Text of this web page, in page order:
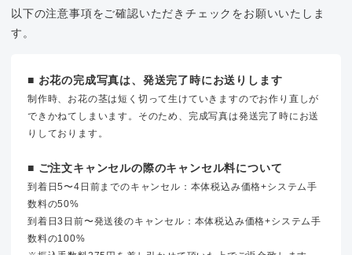
以下の注意事項をご確認いただきチェックをお願いいたしま
す。
■ お花の完成写真は、発送完了時にお送りします
制作時、お花の茎は短く切って生けていきますのでお作り直しが
できかねてしまいます。そのため、完成写真は発送完了時にお送
りしております。
■ ご注文キャンセルの際のキャンセル料について
到着日5〜4日前までのキャンセル：本体税込み価格+システム手
数料の50%
到着日3日前〜発送後のキャンセル：本体税込み価格+システム手
数料の100%